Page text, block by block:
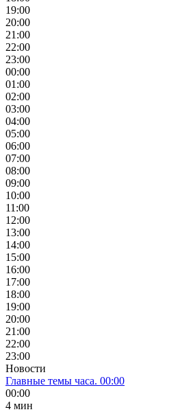
19:00
20:00
21:00
22:00
23:00
00:00
01:00
02:00
03:00
04:00
05:00
06:00
07:00
08:00
09:00
10:00
11:00
12:00
13:00
14:00
15:00
16:00
17:00
18:00
19:00
20:00
21:00
22:00
23:00
Новости
Главные темы часа. 00:00
00:00
4 мин